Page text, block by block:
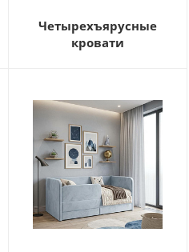
Четырехъярусные
кровати